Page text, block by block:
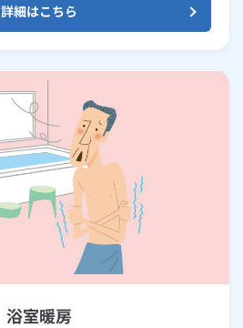
詳細はこちら
浴室暖房